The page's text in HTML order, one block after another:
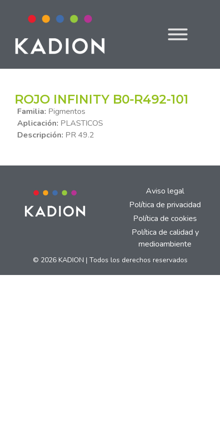
ROJO INFINITY B0-R492-101
Familia: Pigmentos
Aplicación: PLASTICOS
Descripción: PR 49.2
Aviso legal
Política de privacidad
Política de cookies
Política de calidad y
medioambiente
© 2026 KADION | Todos los derechos reservados